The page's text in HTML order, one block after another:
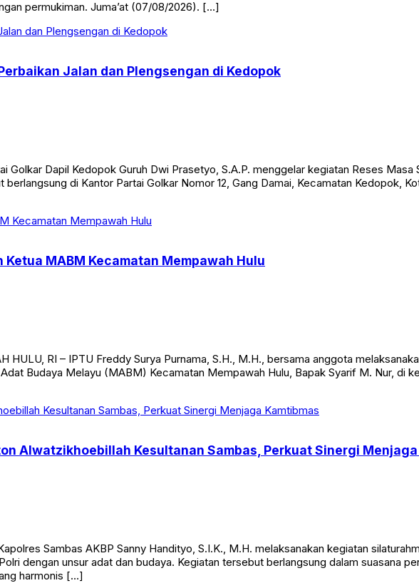
permukiman. Juma’at (07/08/2026). […]
Jalan dan Plengsengan di Kedopok
Golkar Dapil Kedopok Guruh Dwi Prasetyo, S.A.P. menggelar kegiatan Reses Masa
di Kantor Partai Golkar Nomor 12, Gang Damai, Kecamatan Kedopok,
MABM Kecamatan Mempawah Hulu
HULU, RI – IPTU Freddy Surya Purnama, S.H., M.H., bersama anggota
Budaya Melayu (MABM) Kecamatan Mempawah Hulu, Bapak Syarif M. Nur, di
Alwatzikhoebillah Kesultanan Sambas, Perkuat Sinergi
Sambas AKBP Sanny Handityo, S.I.K., M.H. melaksanakan kegiatan
dengan unsur adat dan budaya. Kegiatan tersebut berlangsung dalam suasana
harmonis […]